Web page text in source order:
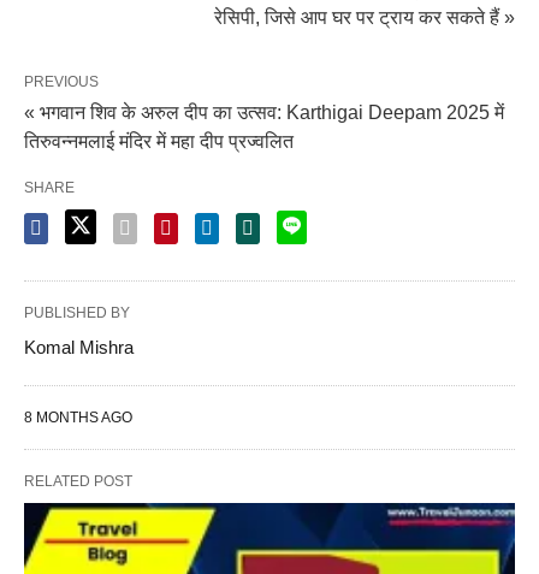
रेसिपी, जिसे आप घर पर ट्राय कर सकते हैं »
PREVIOUS
« भगवान शिव के अरुल दीप का उत्सव: Karthigai Deepam 2025 में
तिरुवन्नमलाई मंदिर में महा दीप प्रज्वलित
SHARE
PUBLISHED BY
Komal Mishra
8 MONTHS AGO
RELATED POST